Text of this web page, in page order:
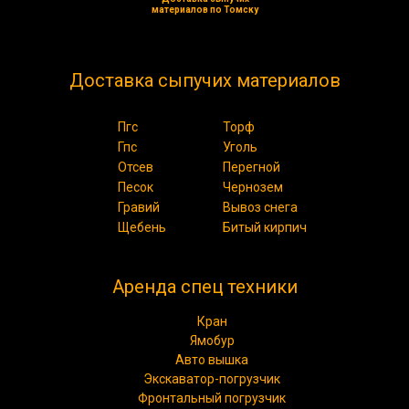
Доставка сыпучих материалов
Аренда спец техники
Кран
Ямобур
Авто вышка
Экскаватор-погрузчик
Фронтальный погрузчик
Пгс Торф
материалов по Томску
Гпс
Отсев
Песок
Гравий
Щебень
Уголь
Чернозем
Вывоз снега
Перегной
Битый кирпич